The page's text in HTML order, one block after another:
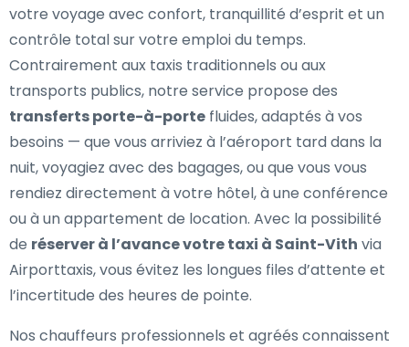
votre voyage avec confort, tranquillité d’esprit et un
contrôle total sur votre emploi du temps.
Contrairement aux taxis traditionnels ou aux
transports publics, notre service propose des
transferts porte-à-porte fluides, adaptés à vos
besoins — que vous arriviez à l’aéroport tard dans la
nuit, voyagiez avec des bagages, ou que vous vous
rendiez directement à votre hôtel, à une conférence
ou à un appartement de location. Avec la possibilité
de réserver à l’avance votre taxi à Saint-Vith via
Airporttaxis, vous évitez les longues files d’attente et
l’incertitude des heures de pointe.
Nos chauffeurs professionnels et agréés connaissent